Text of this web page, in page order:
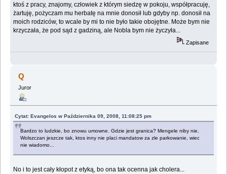
ktoś z pracy, znajomy, człowiek z którym siedzę w pokoju, współpracuję,
żartuję, pożyczam mu herbatę na mnie donosił lub gdyby np. donosił na
moich rodziców, to wcale by mi to nie było takie obojętne. Może bym nie
krzyczała, że pod sąd z gadziną, ale Nobla bym nie życzyła...
Zapisane
Q
Juror
Cytat: Evangelos w Października 09, 2008, 11:08:25 pm
Bardzo to ludzkie, bo znowu umowne. Gdzie jest granica? Mengele niby nie,
Wolszczan jeszcze tak, ktos inny nie placi mandatow za zle parkowanie, wiec
nie wiadomo...
No i to jest cały kłopot z etyką, bo ona tak ocenna jak cholera...